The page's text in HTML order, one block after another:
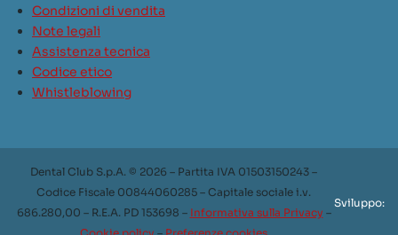
Condizioni di vendita
Note legali
Assistenza tecnica
Codice etico
Whistleblowing
Dental Club S.p.A. © 2026 – Partita IVA 01503150243 –
Codice Fiscale 00844060285 – Capitale sociale i.v.
686.280,00 – R.E.A. PD 153698 – Informativa sulla Privacy –
Sviluppo: